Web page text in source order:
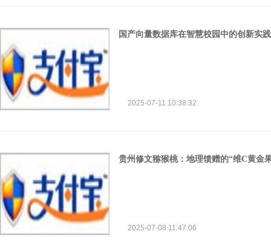
国产向量数据库在智慧校园中的创新实践
2025-07-11 10:38:32
贵州修文猕猴桃：地理馈赠的“维C黄金
2025-07-08 11:47:06